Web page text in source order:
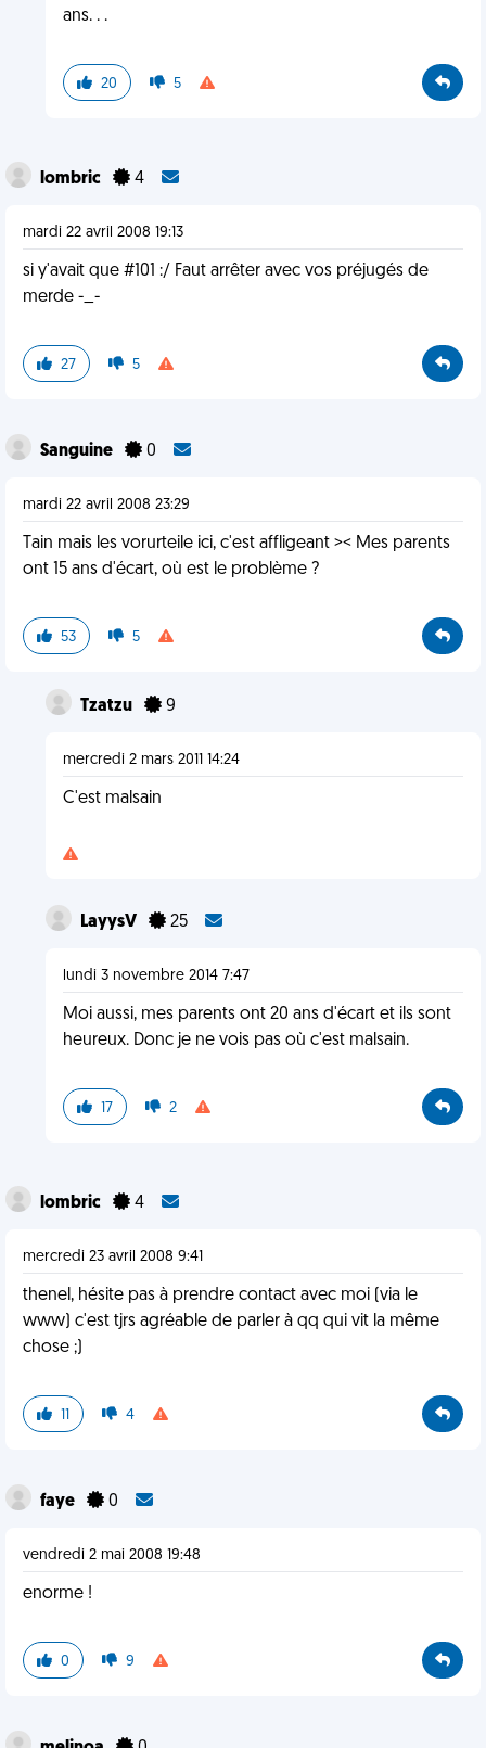
ans. . .
20 5
lombric 4
mardi 22 avril 2008 19:13
si y'avait que #101 :/ Faut arrêter avec vos préjugés de
merde -_-
27 5
Sanguine 0
mardi 22 avril 2008 23:29
Tain mais les vorurteile ici, c'est affligeant >< Mes parents
ont 15 ans d'écart, où est le problème ?
53 5
Tzatzu 9
mercredi 2 mars 2011 14:24
C'est malsain
LayysV 25
lundi 3 novembre 2014 7:47
Moi aussi, mes parents ont 20 ans d'écart et ils sont
heureux. Donc je ne vois pas où c'est malsain.
17 2
lombric 4
mercredi 23 avril 2008 9:41
thenel, hésite pas à prendre contact avec moi (via le
www) c'est tjrs agréable de parler à qq qui vit la même
chose ;)
11 4
faye 0
vendredi 2 mai 2008 19:48
enorme !
0 9